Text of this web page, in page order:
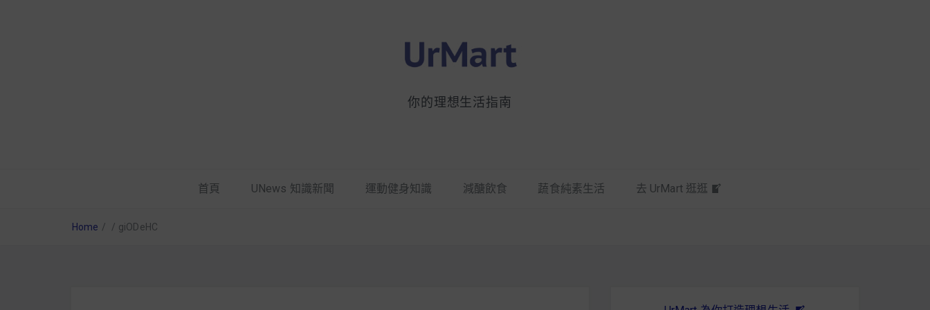
你的理想生活指南
首頁 UNews 知識新聞 運動健身知識 減醣飲食 蔬食純素生活 去 UrMart 逛逛
Home / / giODeHC